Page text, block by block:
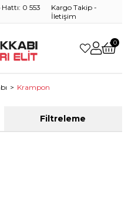
0 553
Kargo Takip -
İletişim
0
Krampon
Filtreleme